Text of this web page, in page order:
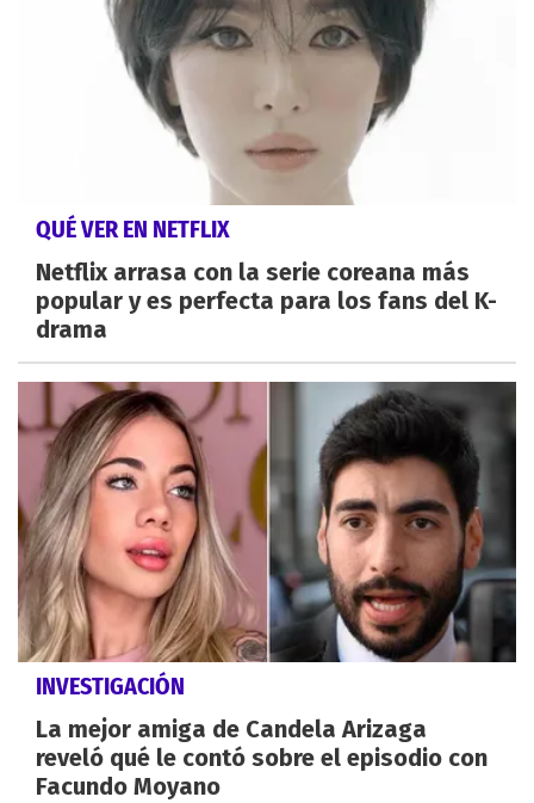
QUÉ VER EN NETFLIX
Netflix arrasa con la serie coreana más
popular y es perfecta para los fans del K-
drama
INVESTIGACIÓN
La mejor amiga de Candela Arizaga
reveló qué le contó sobre el episodio con
Facundo Moyano